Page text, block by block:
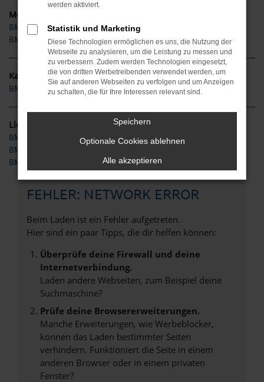
Modelle
BMW X1
BMW X5
Kategorie
BMW Gebrauchtwagen
Lieferservice
BMW Würzburg
BMW Fulda
BMW Bad Kissingen
FEHLER: NETWORK ERROR
Beim Laden ist ein Fehler aufgetreten.
Hier sind ein paar Tipps, die dir helfen können:
Überprüfe deine Firewall und deine
Internetverbindung.
Laden andere Webseiten, zum Beispiel deine
Suchmaschine?
Prüfe deine Browsererweiterungen.
Manche Erweiterungen, wie Werbeblocker,
können das Laden bestimmter Seiten
verhindern. Funktioniert die Seite in einem
anderen Browser oder in einem privaten
Fenster?
werden aktiviert.
Statistik und Marketing
Diese Technologien ermöglichen es uns, die Nutzung der
Webseite zu analysieren, um die Leistung zu messen und
zu verbessern. Zudem werden Technologien eingesetzt,
die von dritten Werbetreibenden verwendet werden, um
Sie auf anderen Webseiten zu verfolgen und um Anzeigen
zu schalten, die für Ihre Interessen relevant sind.
Speichern
Optionale Cookies ablehnen
Alle akzeptieren